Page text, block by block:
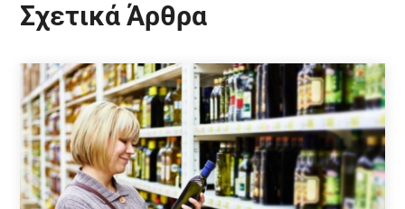
Σχετικά Άρθρα